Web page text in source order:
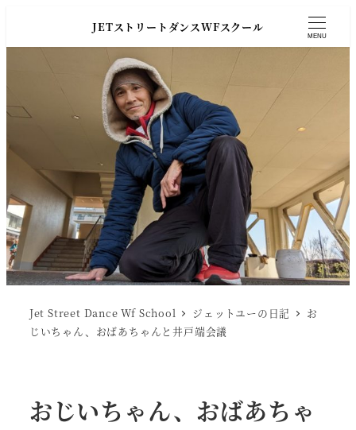
JETストリートダンスWFスクール
MENU
Jet Street Dance Wf School ジェットユーの日記
お
じいちゃん、おばあちゃんと井戸端会議
おじいちゃん、おばあちゃ